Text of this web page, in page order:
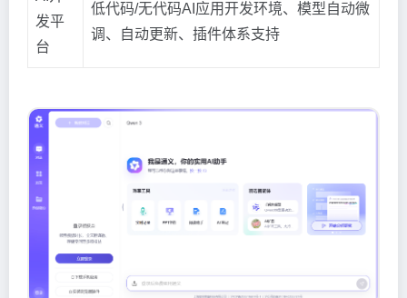
发平
台
低代码/无代码AI应用开发环境、模型自动微
调、自动更新、插件体系支持